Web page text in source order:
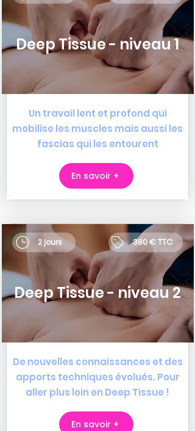
Deep Tissue - niveau 1
Un travail lent et profond qui
mobilise les muscles mais aussi les
fascias qui les entourent
En savoir +
Deep Tissue - niveau 2
2 jours 380 € TTC
De nouvelles connaissances et des
apports techniques évolués. Pour
aller plus loin en Deep Tissue !
En savoir +